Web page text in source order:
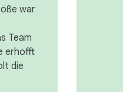
war
Team
erhofft
die